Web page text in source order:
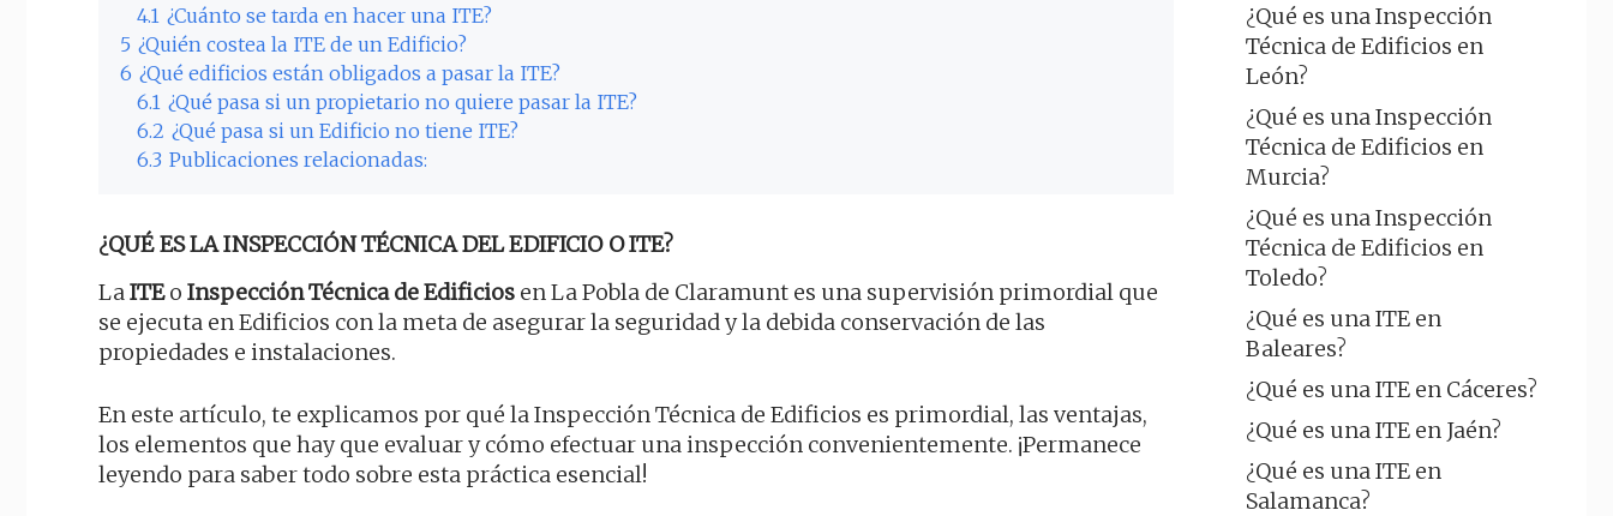
4.1 ¿Cuánto se tarda en hacer una ITE?
5 ¿Quién costea la ITE de un Edificio?
6 ¿Qué edificios están obligados a pasar la ITE?
6.1 ¿Qué pasa si un propietario no quiere pasar la ITE?
6.2 ¿Qué pasa si un Edificio no tiene ITE?
6.3 Publicaciones relacionadas:
¿QUÉ ES LA INSPECCIÓN TÉCNICA DEL EDIFICIO O ITE?
LaITEo Inspección Técnica de Edificios en La Pobla de Claramunt es una supervisión primordial que
se ejecuta en Edificios con la meta de asegurar la seguridad y la debida conservación de las
propiedades e instalaciones.
En este artículo, te explicamos por qué la Inspección Técnica de Edificios es primordial, las ventajas,
los elementos que hay que evaluar y cómo efectuar una inspección convenientemente. ¡Permanece
leyendo para saber todo sobre esta práctica esencial!
¿Qué es una Inspección
Técnica de Edificios en
León?
¿Qué es una Inspección
Técnica de Edificios en
Murcia?
¿Qué es una Inspección
Técnica de Edificios en
Toledo?
¿Qué es una ITE en
Baleares?
¿Qué es una ITE en Cáceres?
¿Qué es una ITE en Jaén?
¿Qué es una ITE en
Salamanca?